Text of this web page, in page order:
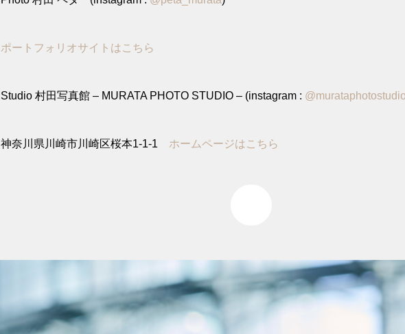
ポートフォリオサイトはこちら
Studio 村田写真館 – MURATA PHOTO STUDIO – (instagram :
神奈川県川崎市川崎区桜本1-1-1 ホームページはこちら